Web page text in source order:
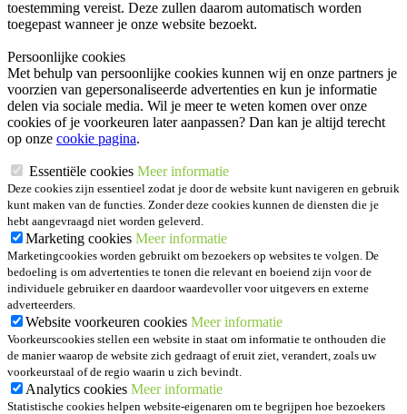
toestemming vereist. Deze zullen daarom automatisch worden
toegepast wanneer je onze website bezoekt.
Persoonlijke cookies
Met behulp van persoonlijke cookies kunnen wij en onze partners je
voorzien van gepersonaliseerde advertenties en kun je informatie
delen via sociale media. Wil je meer te weten komen over onze
cookies of je voorkeuren later aanpassen? Dan kan je altijd terecht
op onze cookie pagina.
Essentiële cookies Meer informatie
Deze cookies zijn essentieel zodat je door de website kunt navigeren en gebruik
kunt maken van de functies. Zonder deze cookies kunnen de diensten die je
hebt aangevraagd niet worden geleverd.
Marketing cookies Meer informatie
Marketingcookies worden gebruikt om bezoekers op websites te volgen. De
bedoeling is om advertenties te tonen die relevant en boeiend zijn voor de
individuele gebruiker en daardoor waardevoller voor uitgevers en externe
adverteerders.
Website voorkeuren cookies Meer informatie
Voorkeurscookies stellen een website in staat om informatie te onthouden die
de manier waarop de website zich gedraagt of eruit ziet, verandert, zoals uw
voorkeurstaal of de regio waarin u zich bevindt.
Analytics cookies Meer informatie
Statistische cookies helpen website-eigenaren om te begrijpen hoe bezoekers